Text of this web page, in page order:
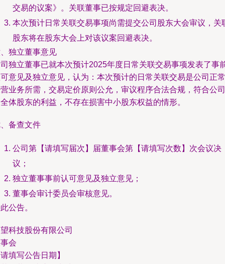
交易的议案》。关联董事已按规定回避表决。
本次预计日常关联交易事项尚需提交公司股东大会审议，关
股东将在股东大会上对该议案回避表决。
独立董事意见
独立董事已就本次预计2025年度日常关联交易事项发表了事
意见及独立意见，认为：本次预计的日常关联交易是公司正常
业务所需，交易定价原则公允，审议程序合法合规，符合公司
体股东的利益，不存在损害中小股东权益的情形。
备查文件
公司第【请填写届次】届董事会第【请填写次数】次会议决
议；
独立董事事前认可意见及独立意见；
董事会审计委员会审核意见。
公告。
科技股份有限公司
会
填写公告日期】